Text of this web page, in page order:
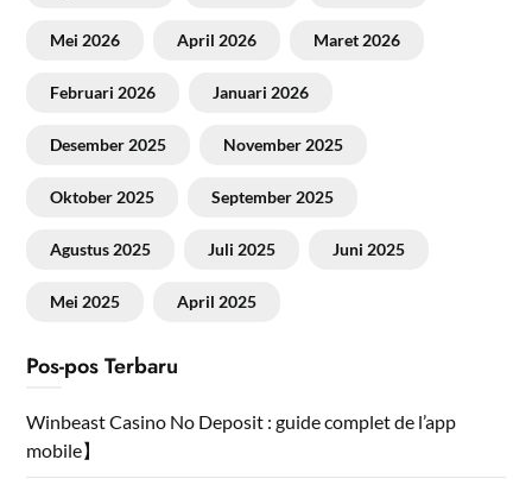
Mei 2026 April 2026 Maret 2026
Februari 2026 Januari 2026
Desember 2025 November 2025
Oktober 2025 September 2025
Agustus 2025 Juli 2025 Juni 2025
Mei 2025 April 2025
Pos-pos Terbaru
Winbeast Casino No Deposit : guide complet de l’app
mobile】